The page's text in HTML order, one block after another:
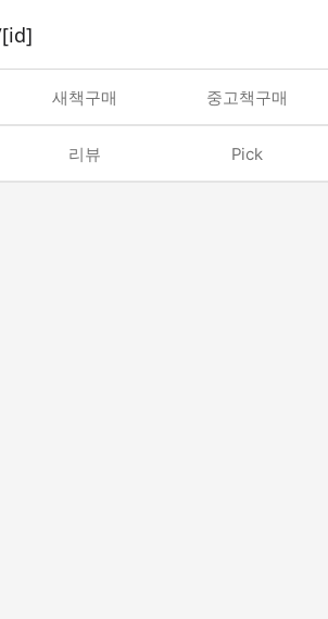
새책구매 중고책구매
리뷰 Pick